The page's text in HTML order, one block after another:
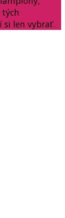
tých
si len vybrať.